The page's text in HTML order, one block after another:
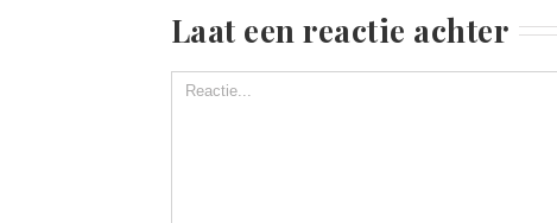
Laat een reactie achter